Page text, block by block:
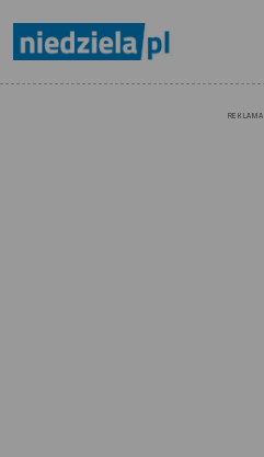
REKLAMA